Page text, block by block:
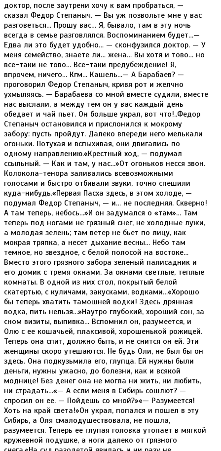
доктор, после заутрени хочу к вам пробраться, —
сказал Федор Степаныч. — Вы уж позвольте мне у вас
разговеться… Прошу вас… Я, бывало, там в эту ночь
всегда в семье разговлялся. Воспоминанием будет…—
Едва ли это будет удобно… — сконфузился доктор. — У
меня семейство, знаете ли… жена… Вы хотя и тово… но
все-таки не тово… Все-таки предубеждение! Я,
впрочем, ничего… Кгм… Кашель…— А Барабаев? —
проговорил Федор Степаныч, кривя рот и желчно
ухмыляясь. — Барабаева со мной вместе судили, вместе
нас выслали, а между тем он у вас каждый день
обедает и чай пьет. Он больше украл, вот что!..Федор
Степаныч остановился и прислонился к мокрому
забору: пусть пройдут. Далеко впереди него мелькали
огоньки. Потухая и вспыхивая, они двигались по
одному направлению.«Крестный ход, — подумал
ссыльный. — Как и там, у нас…»От огоньков несся звон.
Колокола-тенора заливались всевозможными
голосами и быстро отбивали звуки, точно спешили
куда-нибудь.«Первая Пасха здесь, в этом холоде, —
подумал Федор Степаныч, — и… не последняя. Скверно!
А там теперь, небось…»И он задумался о «там»… Там
теперь под ногами не грязный снег, не холодные лужи,
а молодая зелень; там ветер не бьет по лицу, как
мокрая тряпка, а несет дыхание весны… Небо там
темное, но звездное, с белой полосой на востоке…
Вместо этого грязного забора зеленый палисадник и
его домик с тремя окнами. За окнами светлые, теплые
комнаты. В одной из них стол, покрытый белой
скатертью, с куличами, закусками, водками…«Хорошо
бы теперь хватить тамошней водки! Здесь дрянная
водка, пить нельзя…»Наутро глубокий, хороший сон, за
сном визиты, выпивка… Вспомнил он, разумеется, и
Олю с ее кошачьей, плаксивой, хорошенькой рожицей.
Теперь она спит, должно быть, и не снится он ей. Эти
женщины скоро утешаются. Не будь Оли, не был бы он
здесь. Она подкузьмила его, глупца. Ей нужны были
деньги, нужны ужасно, до болезни, как и всякой
моднице! Без денег она не могла ни жить, ни любить,
ни страдать…«— А если меня в Сибирь сошлют? —
спросил он ее. — Пойдешь со мной?»«— Разумеется!
Хоть на край света!»Он украл, попался и пошел в эту
Сибирь, а Оля смалодушествовала, не пошла,
разумеется. Теперь ее глупая головка утопает в мягкой
кружевной подушке, а ноги далеко от грязного